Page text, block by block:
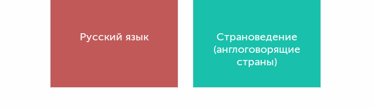
Русский язык
Страноведение
(англоговорящие
страны)